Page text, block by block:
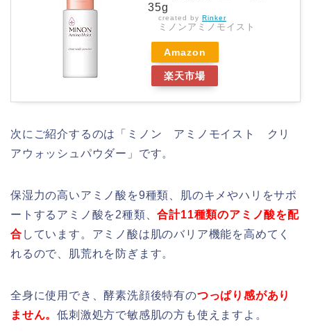
35g
created by Rinker
ミノンアミノモイスト
Amazon
楽天市場
次にご紹介するのは「ミノン アミノモイスト クリ
アウォッシュパウダー」です。
保湿力の高いアミノ酸を9種類、肌のキメやハリをサポ
ートするアミノ酸を2種類、合計11種類のアミノ酸を配
合 しています。アミノ酸は肌のバリア機能を高めてく
れるので、肌荒れを防ぎます。
全身に使用でき、酵素洗顔後特有のつっぱり感があり
ません。低刺激処方で敏感肌の方も使えますよ。